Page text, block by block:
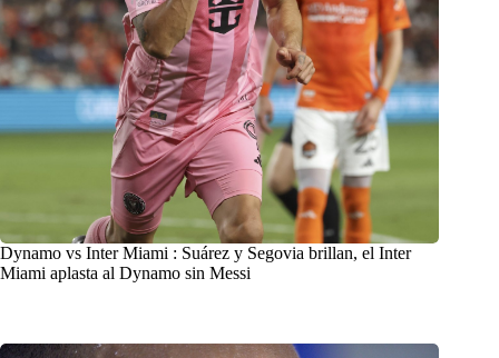
Dynamo vs Inter Miami : Suárez y Segovia brillan, el Inter
Miami aplasta al Dynamo sin Messi